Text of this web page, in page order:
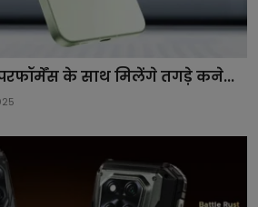
परफॉर्मेंस के साथ मिलेंगे तगड़े कने...